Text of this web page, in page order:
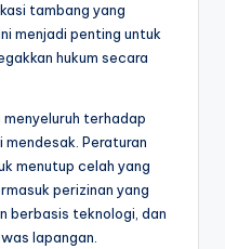
tambang yang
menjadi penting untuk
hukum secara
menyeluruh terhadap
Peraturan
menutup celah yang
perizinan yang
berbasis teknologi, dan
lapangan.